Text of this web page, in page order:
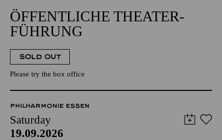
ÖFFENTLICHE THEATER­
FÜHRUNG
SOLD OUT
Please try the box office
PHILHARMONIE ESSEN
Saturday
19.09.2026